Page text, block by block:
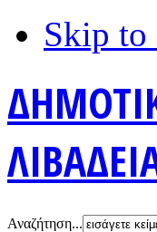
Skip to
Αναζήτηση...